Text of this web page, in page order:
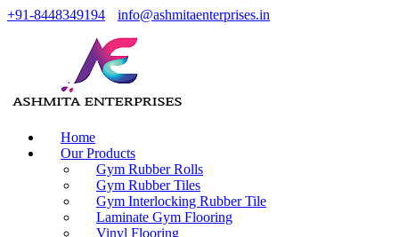
+91-8448349194 info@ashmitaenterprises.in
Home
Our Products
Gym Rubber Rolls
Gym Rubber Tiles
Gym Interlocking Rubber Tile
Laminate Gym Flooring
Vinyl Flooring